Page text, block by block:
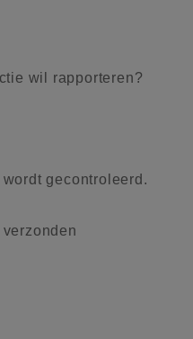
wil rapporteren?
gecontroleerd.